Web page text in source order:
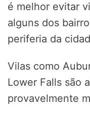
é melhor evitar
alguns dos
periferia da
Vilas como
Lower Falls são
provavelmente